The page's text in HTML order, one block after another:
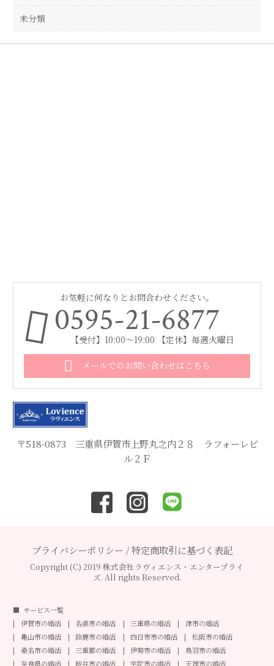
未分類
〒518-0873 三重県伊賀市上野丸之内２８ ラフォーレビ
ル２Ｆ
お気軽に何なりとお問合わせください。
0595-21-6877
【受付】10:00～19:00 【定休】毎週火曜日
メールでのお問い合わせはこちら
プライバシーポリシー /特定商取引に基づく表記
Copyright (C) 2019 株式会社ラヴィエンス・エンタープライ
ズ. All rights Reserved.
サービス一覧
伊賀市の婚活
名張市の婚活 三重県の婚活
津市の婚活
亀山市の婚活
鈴鹿市の婚活 四日市市の婚活
松阪市の婚活
桑名市の婚活
三重郡の婚活 伊勢市の婚活
鳥羽市の婚活
奈良県の婚活
桜井市の婚活 宇陀市の婚活 天理市の婚活